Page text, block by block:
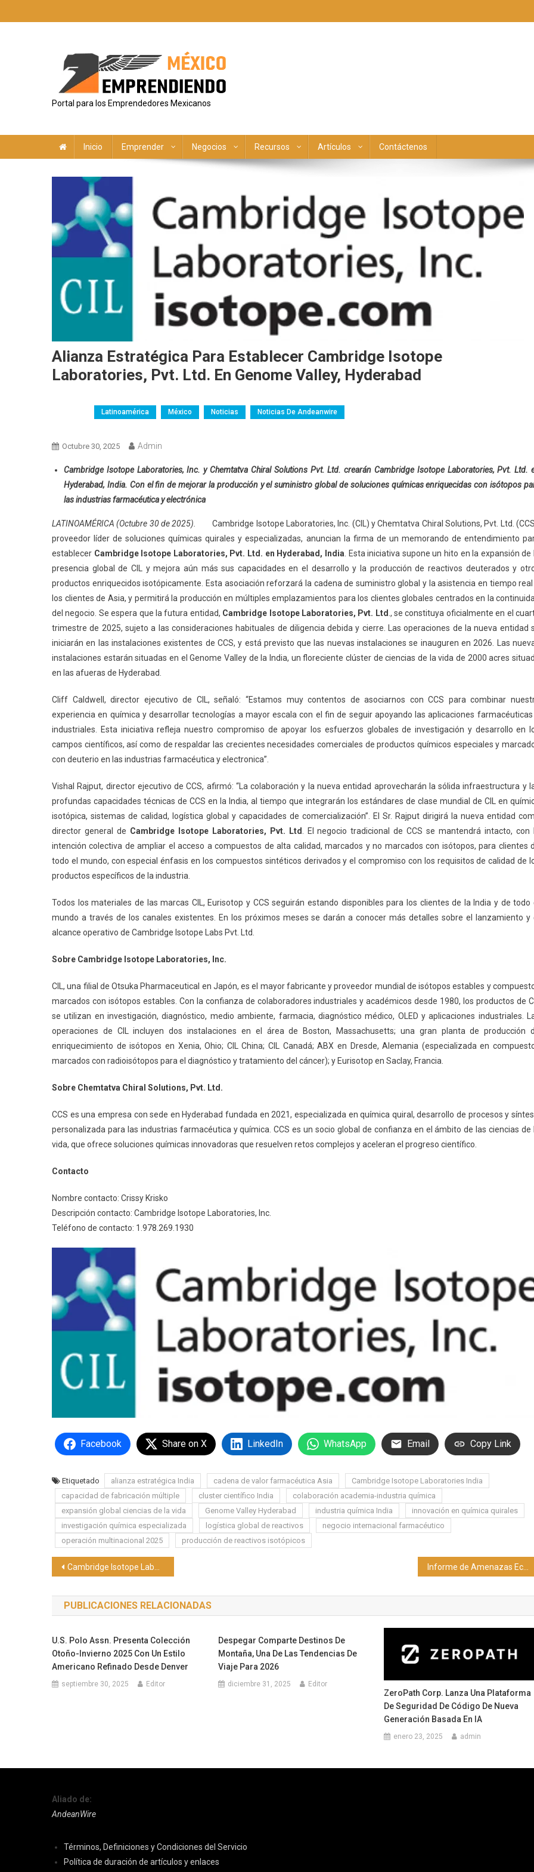
al
Portal para los Emprendedores Mexicanos
Inicio Emprender Negocios Recursos Artículos Contáctenos
Alianza Estratégica Para Establecer Cambridge Isotope
Laboratories, Pvt. Ltd. En Genome Valley, Hyderabad
Latinoamérica México Noticias Noticias De Andeanwire
Octubre 30, 2025 Admin
Cambridge Isotope Laboratories, Inc. y Chemtatva Chiral Solutions Pvt. Ltd. crearán Cambridge Isotope Laboratories, Pvt. Ltd.
Hyderabad, India. Con el fin de mejorar la producción y el suministro global de soluciones químicas enriquecidas con isótopos
las industrias farmacéutica y electrónica
LATINOAMÉRICA (Octubre 30 de 2025).Cambridge Isotope Laboratories, Inc. (CIL) y Chemtatva Chiral Solutions, Pvt. Ltd.
proveedor líder de soluciones químicas quirales y especializadas, anuncian la firma de un memorando de entendimiento
establecer Cambridge Isotope Laboratories, Pvt. Ltd. en Hyderabad, India . Esta iniciativa supone un hito en la expansión de
presencia global de CIL y mejora aún más sus capacidades en el desarrollo y la producción de reactivos deuterados y
productos enriquecidos isotópicamente. Esta asociación reforzará la cadena de suministro global y la asistencia en tiempo real
los clientes de Asia, y permitirá la producción en múltiples emplazamientos para los clientes globales centrados en la
del negocio. Se espera que la futura entidad, Cambridge Isotope Laboratories, Pvt. Ltd ., se constituya oficialmente en el
trimestre de 2025, sujeto a las consideraciones habituales de diligencia debida y cierre. Las operaciones de la nueva entidad
iniciarán en las instalaciones existentes de CCS, y está previsto que las nuevas instalaciones se inauguren en 2026. Las
instalaciones estarán situadas en el Genome Valley de la India, un floreciente clúster de ciencias de la vida de 2000 acres
en las afueras de Hyderabad.
Cliff Caldwell, director ejecutivo de CIL, señaló: “Estamos muy contentos de asociarnos con CCS para combinar
experiencia en química y desarrollar tecnologías a mayor escala con el fin de seguir apoyando las aplicaciones farmacéuticas
industriales. Esta iniciativa refleja nuestro compromiso de apoyar los esfuerzos globales de investigación y desarrollo en
campos científicos, así como de respaldar las crecientes necesidades comerciales de productos químicos especiales y
con deuterio en las industrias farmacéutica y electronica”.
Vishal Rajput, director ejecutivo de CCS, afirmó: “La colaboración y la nueva entidad aprovecharán la sólida infraestructura y
profundas capacidades técnicas de CCS en la India, al tiempo que integrarán los estándares de clase mundial de CIL en
isotópica, sistemas de calidad, logística global y capacidades de comercialización”. El Sr. Rajput dirigirá la nueva entidad
director general de Cambridge Isotope Laboratories, Pvt. Ltd
. El negocio tradicional de CCS se mantendrá intacto, con
intención colectiva de ampliar el acceso a compuestos de alta calidad, marcados y no marcados con isótopos, para clientes
todo el mundo, con especial énfasis en los compuestos sintéticos derivados y el compromiso con los requisitos de calidad de
productos específicos de la industria.
Todos los materiales de las marcas CIL, Eurisotop y CCS seguirán estando disponibles para los clientes de la India y de todo
mundo a través de los canales existentes. En los próximos meses se darán a conocer más detalles sobre el lanzamiento y
alcance operativo de Cambridge Isotope Labs Pvt. Ltd.
Sobre Cambridge Isotope Laboratories, Inc.
CIL, una filial de Otsuka Pharmaceutical en Japón, es el mayor fabricante y proveedor mundial de isótopos estables y
marcados con isótopos estables. Con la confianza de colaboradores industriales y académicos desde 1980, los productos de
se utilizan en investigación, diagnóstico, medio ambiente, farmacia, diagnóstico médico, OLED y aplicaciones industriales.
operaciones de CIL incluyen dos instalaciones en el área de Boston, Massachusetts; una gran planta de producción
enriquecimiento de isótopos en Xenia, Ohio; CIL China; CIL Canadá; ABX en Dresde, Alemania (especializada en
marcados con radioisótopos para el diagnóstico y tratamiento del cáncer); y Eurisotop en Saclay, Francia.
Sobre Chemtatva Chiral Solutions, Pvt. Ltd.
CCS es una empresa con sede en Hyderabad fundada en 2021, especializada en química quiral, desarrollo de procesos y
personalizada para las industrias farmacéutica y química. CCS es un socio global de confianza en el ámbito de las ciencias de
vida, que ofrece soluciones químicas innovadoras que resuelven retos complejos y aceleran el progreso científico.
Contacto
Nombre contacto: Crissy Krisko
Descripción contacto: Cambridge Isotope Laboratories, Inc.
Teléfono de contacto: 1.978.269.1930
Facebook Share on X LinkedIn WhatsApp Email Copy Link
Etiquetado alianza estratégica India cadena de valor farmacéutica Asia
Cambridge Isotope Laboratories India
capacidad de fabricación múltiple
cluster científico India
colaboración academia-industria química
expansión global ciencias de la vida
Genome Valley Hyderabad industria química India
innovación en química quirales
investigación química especializada
logística global de reactivos
negocio internacional farmacéutico
operación multinacional 2025
producción de reactivos isotópicos
Navegación
de
entradas
Cambridge Isotope Laboratories, Inc. presenta ISOAPI-D en la feria CPhI Frankfurt 2025 Informe de Amenazas Ecológicas 2025: las estaciones extremas húmedas-secas surgen como catalizador de conflictos
PUBLICACIONES RELACIONADAS
U.S. Polo Assn. Presenta Colección
Otoño-Invierno 2025 Con Un Estilo
Americano Refinado Desde Denver
septiembre 30, 2025 Editor
Despegar Comparte Destinos De
Montaña, Una De Las Tendencias De
Viaje Para 2026
diciembre 31, 2025 Editor
ZeroPath Corp. Lanza Una Plataforma
De Seguridad De Código De Nueva
Generación Basada En IA
enero 23, 2025 admin
Aliado de:
AndeanWire
Términos, Definiciones y Condiciones del Servicio
Política de duración de artículos y enlaces